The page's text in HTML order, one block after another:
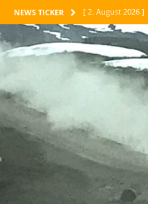
NEWS TICKER [ 2. August 2026 ]
[ 1. August 2026 ]
[ 30. Juli 2026 ]
[ 26. Juli 2026 ]
[ 6. August 2026 ]